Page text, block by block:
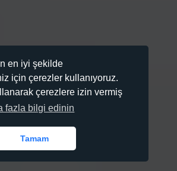
en iyi şekilde
için çerezler kullanıyoruz.
çerezlere izin vermiş
fazla bilgi edinin
Tamam